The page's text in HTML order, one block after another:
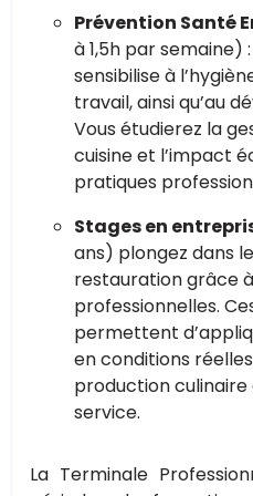
Prévention Santé
à 1,5h par semaine)
sensibilise à
travail, ainsi qu’au
Vous étudierez la
cuisine et l’impact
pratiques
Stages en
ans) plongez dans
restauration grâce
professionnelles.
permettent
en conditions
production culinaire
service.
La Terminale